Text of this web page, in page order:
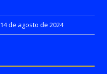
14 de agosto de 2024